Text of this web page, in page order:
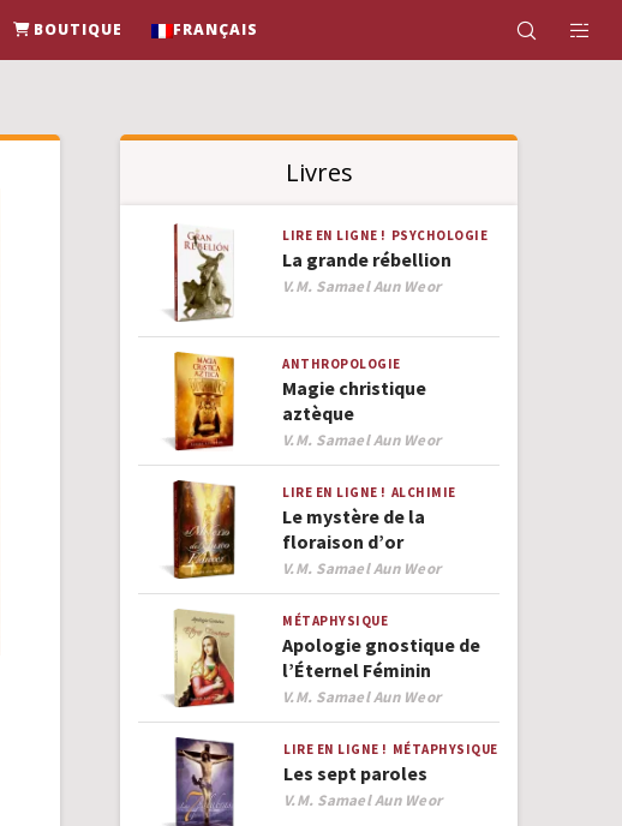
BOUTIQUE FRANÇAIS
Livres
LIRE EN LIGNE ! PSYCHOLOGIE
La grande rébellion
Author
V.M. Samael Aun Weor
ANTHROPOLOGIE
Magie christique
aztèque
Author
V.M. Samael Aun Weor
LIRE EN LIGNE ! ALCHIMIE
Le mystère de la
floraison d’or
Author
V.M. Samael Aun Weor
MÉTAPHYSIQUE
Apologie gnostique de
l’Éternel Féminin
Author
V.M. Samael Aun Weor
LIRE EN LIGNE ! MÉTAPHYSIQUE
Les sept paroles
Author
V.M. Samael Aun Weor